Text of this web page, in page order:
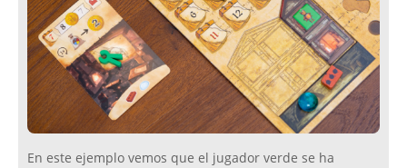
En este ejemplo vemos que el jugador verde se ha